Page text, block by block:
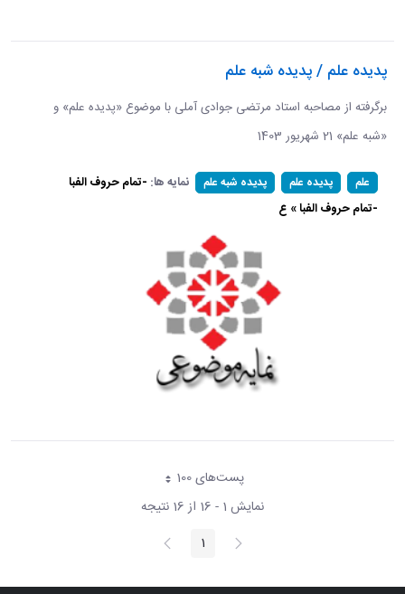
پدیده علم / پدیده شبه علم
برگرفته از مصاحبه استاد مرتضی جوادی آملی با موضوع «پدیده علم» و
«شبه علم» 21 شهریور 1403
علم پدیده علم پدیده شبه علم نمایه ها: -تمام حروف الفبا
-تمام حروف الفبا » ع
پست‌‌های 100هر صفحه
نمایش 1 - 16 از 16 نتیجه
پیغام
قبلی صفحه1 صفحه
بعد